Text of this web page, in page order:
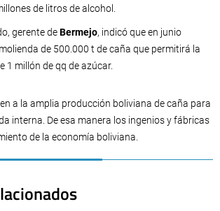
de litros de alcohol.
gerente deBermejo, indicó que en junio
de 500.000 t de caña que permitirá la
1 millón de qq de azúcar.
a la amplia producción boliviana de caña para
interna. De esa manera los ingenios y fábricas
de la economía boliviana.